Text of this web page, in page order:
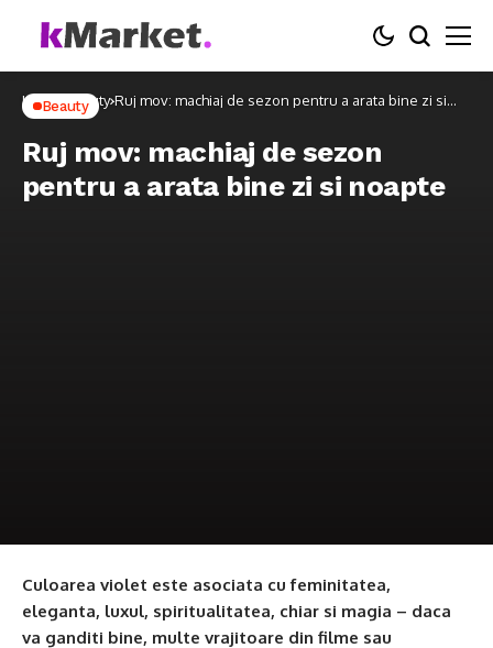
Home Beauty Ruj mov: machiaj de sezon pentru a arata bine zi si
Beauty
Ruj mov: machiaj de sezon
pentru a arata bine zi si noapte
Culoarea violet este asociata cu feminitatea,
eleganta, luxul, spiritualitatea, chiar si magia – daca
va ganditi bine, multe vrajitoare din filme sau